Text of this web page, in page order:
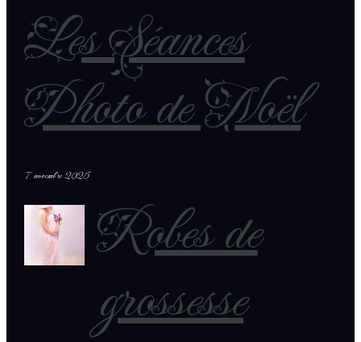
Les Séances
Photo de Noël
7 novembre 2025
Robes de
grossesse